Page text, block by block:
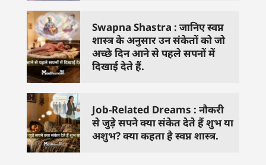
Swapna Shastra : जानिए स्वप्न
शास्त्र के अनुसार उन संकेतों को जो
अच्छे दिन आने से पहले सपनों में
दिखाई देते हैं.
Job-Related Dreams : नौकरी
से जुड़े सपने क्या संकेत देते हैं शुभ या
अशुभ? क्या कहता है स्वप्न शास्त्र.